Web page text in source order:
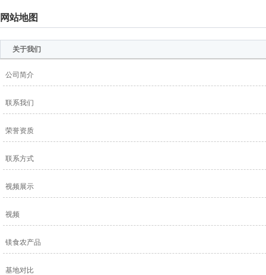
网站地图
关于我们
公司简介
联系我们
荣誉资质
联系方式
视频展示
视频
镁食农产品
基地对比